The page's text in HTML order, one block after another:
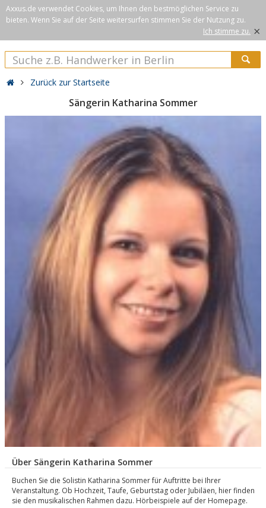
Axxus.de verwendet Cookies, um Ihnen den bestmöglichen Service zu
bieten. Wenn Sie auf der Seite weitersurfen stimmen Sie der Nutzung zu.
Ich stimme zu. ×
Zurück zur Startseite
Sängerin Katharina Sommer
Über Sängerin Katharina Sommer
Buchen Sie die Solistin Katharina Sommer für Auftritte bei Ihrer
Veranstaltung. Ob Hochzeit, Taufe, Geburtstag oder Jubiläen, hier finden
sie den musikalischen Rahmen dazu. Hörbeispiele auf der Homepage.